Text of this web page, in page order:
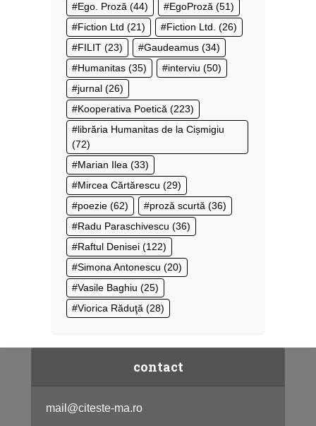
Ego. Proză (44) EgoProză (51)
Fiction Ltd (21) Fiction Ltd. (26)
FILIT (23) Gaudeamus (34)
Humanitas (35) interviu (50)
jurnal (26)
Kooperativa Poetică (223)
librăria Humanitas de la Cișmigiu
(72)
Marian Ilea (33)
Mircea Cărtărescu (29)
poezie (62) proză scurtă (36)
Radu Paraschivescu (36)
Raftul Denisei (122)
Simona Antonescu (20)
Vasile Baghiu (25)
Viorica Răduţă (28)
contact
mail@citeste-ma.ro